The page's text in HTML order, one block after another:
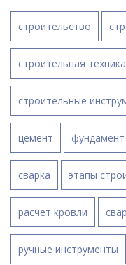
строительство
строительная техника
строительные
цемент фундамент
сварка этапы
расчет кровли
ручные инструменты